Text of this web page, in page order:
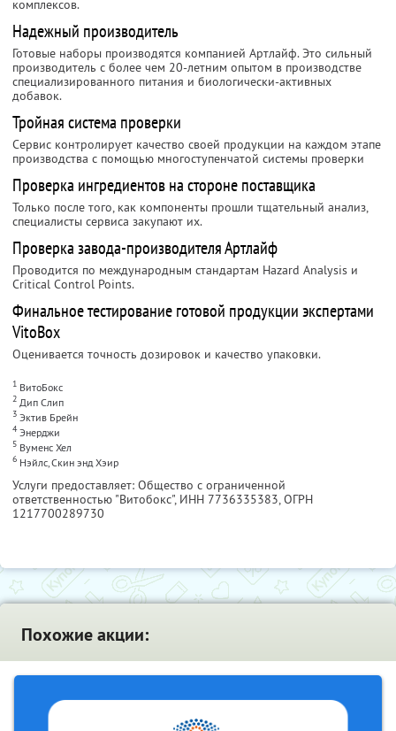
комплексов.
Надежный производитель
Готовые наборы производятся компанией Артлайф. Это сильный
производитель с более чем 20-летним опытом в производстве
специализированного питания и биологически-активных
добавок.
Тройная система проверки
Сервис контролирует качество своей продукции на каждом этапе
производства с помощью многоступенчатой системы проверки
Проверка ингредиентов на стороне поставщика
Только после того, как компоненты прошли тщательный анализ,
специалисты сервиса закупают их.
Проверка завода-производителя Артлайф
Проводится по международным стандартам Hazard Analysis и
Critical Control Points.
Финальное тестирование готовой продукции экспертами
VitoBox
Оценивается точность дозировок и качество упаковки.
1 ВитоБокс
2 Дип Слип
3 Эктив Брейн
4Энерджи
5 Вуменс Хел
6 Нэйлс, Скин энд Хэир
Услуги предоставляет: Общество с ограниченной
ответственностью "Витобокс", ИНН 7736335383, ОГРН
1217700289730
Похожие акции: